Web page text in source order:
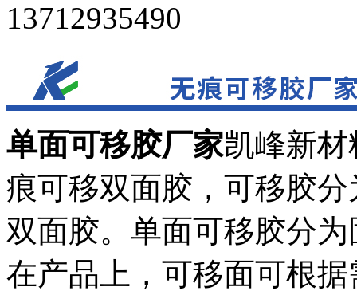
13712935490
单面可移胶厂家凯峰新
痕可移双面胶，可移胶
双面胶。单面可移胶分
在产品上，可移面可根